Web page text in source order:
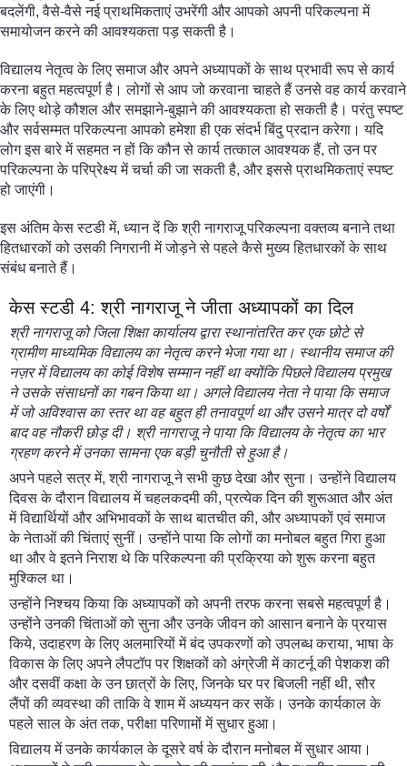
बदलेंगी, वैसे-वैसे नई प्राथमिकताएं उभरेंगी और आपको अपनी परिकल्पना में
समायोजन करने की आवश्यकता पड़ सकती है।
विद्यालय नेतृत्व के लिए समाज और अपने अध्यापकों के साथ प्रभावी रूप से कार्य
करना बहुत महत्वपूर्ण है। लोगों से आप जो करवाना चाहते हैं उनसे वह कार्य करवाने
के लिए थोड़े कौशल और समझाने-बुझाने की आवश्यकता हो सकती है। परंतु स्पष्ट
और सर्वसम्मत परिकल्पना आपको हमेशा ही एक संदर्भ बिंदु प्रदान करेगा। यदि
लोग इस बारे में सहमत न हों कि कौन से कार्य तत्काल आवश्यक हैं, तो उन पर
परिकल्पना के परिप्रेक्ष्य में चर्चा की जा सकती है, और इससे प्राथमिकताएं स्पष्ट
हो जाएंगी।
इस अंतिम केस स्टडी में, ध्यान दें कि श्री नागराजू परिकल्पना वक्तव्य बनाने तथा
हितधारकों को उसकी निगरानी में जोड़ने से पहले कैसे मुख्य हितधारकों के साथ
संबंध बनाते हैं।
केस स्टडी 4: श्री नागराजू ने जीता अध्यापकों का दिल
श्री नागराजू को जिला शिक्षा कार्यालय द्वारा स्थानांतरित कर एक छोटे से
ग्रामीण माध्यमिक विद्यालय का नेतृत्व करने भेजा गया था। स्थानीय समाज की
नज़र में विद्यालय का कोई विशेष सम्मान नहीं था क्योंकि पिछले विद्यालय प्रमुख
ने उसके संसाधनों का गबन किया था। अगले विद्यालय नेता ने पाया कि समाज
में जो अविश्वास का स्तर था वह बहुत ही तनावपूर्ण था और उसने मात्र दो वर्षों
बाद वह नौकरी छोड़ दी। श्री नागराजू ने पाया कि विद्यालय के नेतृत्व का भार
ग्रहण करने में उनका सामना एक बड़ी चुनौती से हुआ है।
अपने पहले सत्र में, श्री नागराजू ने सभी कुछ देखा और सुना। उन्होंने विद्यालय
दिवस के दौरान विद्यालय में चहलकदमी की, प्रत्येक दिन की शुरूआत और अंत
में विद्यार्थियों और अभिभावकों के साथ बातचीत की, और अध्यापकों एवं समाज
के नेताओं की चिंताएं सुनीं। उन्होंने पाया कि लोगों का मनोबल बहुत गिरा हुआ
था और वे इतने निराश थे कि परिकल्पना की प्रक्रिया को शुरू करना बहुत
मुश्किल था।
उन्होंने निश्चय किया कि अध्यापकों को अपनी तरफ करना सबसे महत्वपूर्ण है।
उन्होंने उनकी चिंताओं को सुना और उनके जीवन को आसान बनाने के प्रयास
किये, उदाहरण के लिए अलमारियों में बंद उपकरणों को उपलब्ध कराया, भाषा के
विकास के लिए अपने लैपटॉप पर शिक्षकों को अंग्रेजी में काटर्नू की पेशकश की
और दसवीं कक्षा के उन छात्रों के लिए, जिनके घर पर बिजली नहीं थी, सौर
लैंपों की व्यवस्था की ताकि वे शाम में अध्ययन कर सकें। उनके कार्यकाल के
पहले साल के अंत तक, परीक्षा परिणामों में सुधार हुआ।
विद्यालय में उनके कार्यकाल के दूसरे वर्ष के दौरान मनोबल में सुधार आया।